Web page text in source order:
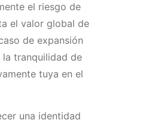
el riesgo de
el valor global de
de expansión
la tranquilidad de
tuya en el
una identidad